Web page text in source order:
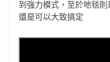
到強力模式，至於地毯
還是可以大致搞定